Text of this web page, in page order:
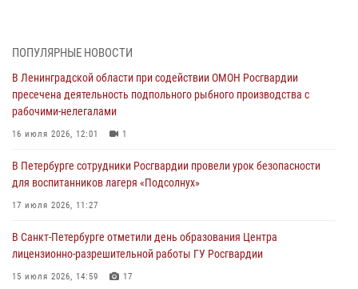
06 августа 2026, 13:39 1
В Центральном районе росгвардейцы оперативно задержали
хулигана, стрелявшего из пускового устройства рядом с жилыми
домами
06 августа 2026, 11:36
Сотрудники и военнослужащие Росгвардии обеспечили
правопорядок при проведении матча "Зенит" - "Балтика"
06 августа 2026, 07:30
В Выборгском районе наряд Росгвардии обнаружил
разыскиваемый преступный автотранспорт
05 августа 2026, 12:25 2
ПОПУЛЯРНЫЕ НОВОСТИ
В Ленинградской области при содействии ОМОН Росгвардии
пресечена деятельность подпольного рыбного производства с
рабочими-нелегалами
16 июля 2026, 12:01 1
В Петербурге сотрудники Росгвардии провели урок безопасности
для воспитанников лагеря «Подсолнух»
17 июля 2026, 11:27
В Санкт-Петербурге отметили день образования Центра
лицензионно-разрешительной работы ГУ Росгвардии
15 июля 2026, 14:59 17